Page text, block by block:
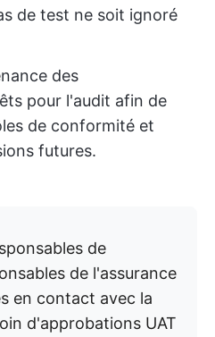
de test ne soit ignoré
des
pour l'audit afin de
de conformité et
futures.
de
de l'assurance
en contact avec la
d'approbations UAT